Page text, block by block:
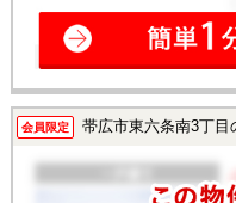
会員限定 帯広市東六条南3丁目